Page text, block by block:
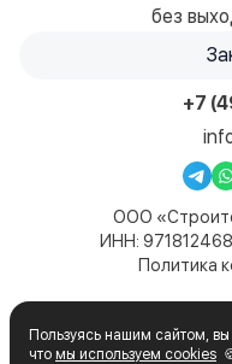
без
+7
ООО
ИНН:
Политика
© 2019-2026. Все
Пользуясь нашим сайтом,
что мы используем cookies